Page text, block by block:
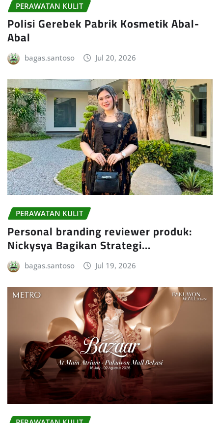
PERAWATAN KULIT
Polisi Gerebek Pabrik Kosmetik Abal-
Abal
bagas.santoso Jul 20, 2026
PERAWATAN KULIT
Personal branding reviewer produk:
Nickysya Bagikan Strategi…
bagas.santoso Jul 19, 2026